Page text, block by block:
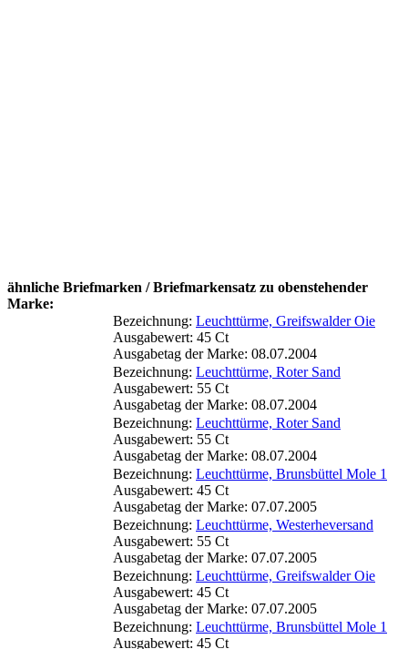
ähnliche Briefmarken / Briefmarkensatz zu obenstehender
Marke:
Bezeichnung: Leuchttürme, Greifswalder Oie
Ausgabewert: 45 Ct
Ausgabetag der Marke: 08.07.2004
Bezeichnung: Leuchttürme, Roter Sand
Ausgabewert: 55 Ct
Ausgabetag der Marke: 08.07.2004
Bezeichnung: Leuchttürme, Roter Sand
Ausgabewert: 55 Ct
Ausgabetag der Marke: 08.07.2004
Bezeichnung: Leuchttürme, Brunsbüttel Mole 1
Ausgabewert: 45 Ct
Ausgabetag der Marke: 07.07.2005
Bezeichnung: Leuchttürme, Westerheversand
Ausgabewert: 55 Ct
Ausgabetag der Marke: 07.07.2005
Bezeichnung: Leuchttürme, Greifswalder Oie
Ausgabewert: 45 Ct
Ausgabetag der Marke: 07.07.2005
Bezeichnung: Leuchttürme, Brunsbüttel Mole 1
Ausgabewert: 45 Ct